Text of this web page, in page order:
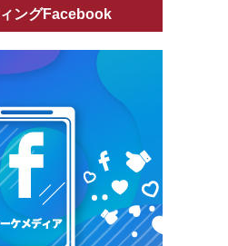
ングFacebook